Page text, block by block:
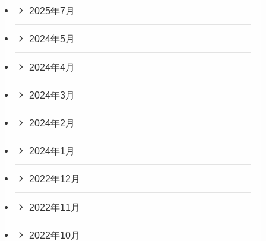
2025年7月
2024年5月
2024年4月
2024年3月
2024年2月
2024年1月
2022年12月
2022年11月
2022年10月